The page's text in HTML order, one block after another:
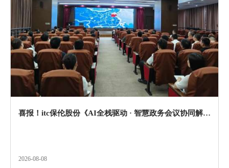
喜报！itc保伦股份《AI全栈驱动 · 智慧政务会议协同解决方案》入选2026全国企业新质生产力赋能典型案例！
2026-08-08